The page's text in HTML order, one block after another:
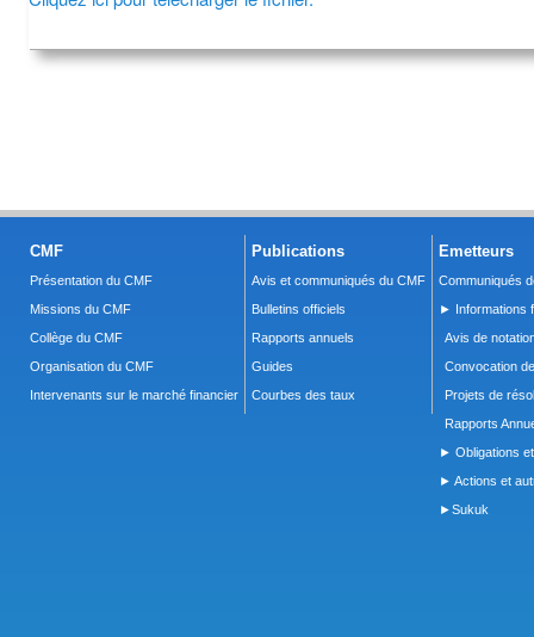
CMF
Présentation du CMF
Missions du CMF
Collège du CMF
Organisation du CMF
Intervenants sur le marché financier
Publications
Avis et communiqués du CMF
Bulletins officiels
Rapports annuels
Guides
Courbes des taux
Emetteurs
Communiqués
► Informations
Avis de
Convocation
Projets de
Rapports
► Obligations
► Actions et
►Sukuk